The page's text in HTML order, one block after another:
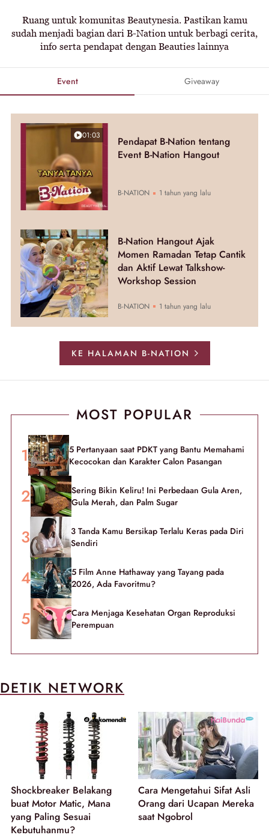
Ruang untuk komunitas Beautynesia. Pastikan kamu
sudah menjadi bagian dari B-Nation untuk berbagi cerita,
info serta pendapat dengan Beauties lainnya
Event Giveaway
01:03
Pendapat B-Nation tentang
Event B-Nation Hangout
B-NATION 1 tahun yang lalu
B-Nation Hangout Ajak
Momen Ramadan Tetap Cantik
dan Aktif Lewat Talkshow-
Workshop Session
B-NATION 1 tahun yang lalu
KE HALAMAN B-NATION
MOST POPULAR
5 Pertanyaan saat PDKT yang Bantu Memahami
Kecocokan dan Karakter Calon Pasangan
Sering Bikin Keliru! Ini Perbedaan Gula Aren,
Gula Merah, dan Palm Sugar
3 Tanda Kamu Bersikap Terlalu Keras pada Diri
Sendiri
5 Film Anne Hathaway yang Tayang pada
2026, Ada Favoritmu?
Cara Menjaga Kesehatan Organ Reproduksi
Perempuan
DETIK NETWORK
Shockbreaker Belakang
buat Motor Matic, Mana
yang Paling Sesuai
Kebutuhanmu?
Cara Mengetahui Sifat Asli
Orang dari Ucapan Mereka
saat Ngobrol